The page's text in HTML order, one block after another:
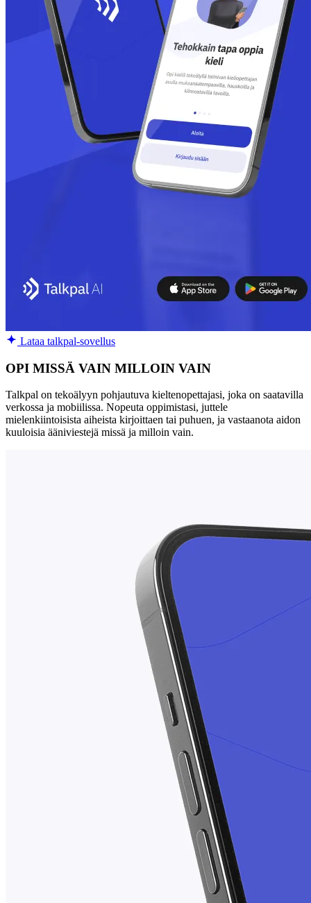
Lataa talkpal-sovellus
OPI MISSÄ VAIN MILLOIN VAIN
Talkpal on tekoälyyn pohjautuva kieltenopettajasi, joka on saatavilla
verkossa ja mobiilissa. Nopeuta oppimistasi, juttele
mielenkiintoisista aiheista kirjoittaen tai puhuen, ja vastaanota aidon
kuuloisia ääniviestejä missä ja milloin vain.